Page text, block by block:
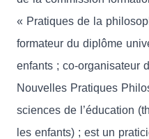
« Pratiques de la
formateur du diplôme
enfants ; co-organisateur
Nouvelles Pratiques
sciences de l’éducation
les enfants) ; est un